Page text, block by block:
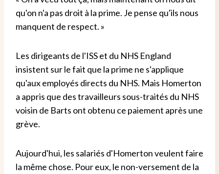
qu'on n'a pas droit à la prime. Je pense qu'ils nous
manquent de respect. »
Les dirigeants de l'ISS et du NHS England
insistent sur le fait que la prime ne s'applique
qu'aux employés directs du NHS. Mais Homerton
a appris que des travailleurs sous-traités du NHS
voisin de Barts ont obtenu ce paiement après une
grève.
Aujourd'hui, les salariés d'Homerton veulent faire
la même chose. Pour eux, le non-versement de la